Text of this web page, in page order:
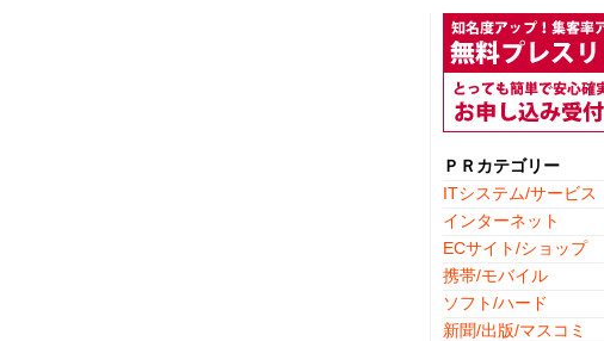
ＰＲカテゴリー
ITシステム/サービス
インターネット
ECサイト/ショップ
携帯/モバイル
ソフト/ハード
新聞/出版/マスコミ